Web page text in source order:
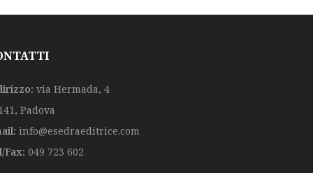
via Hermada, 4
Padova
info@esedraeditrice.com
Fax: 049 723 602